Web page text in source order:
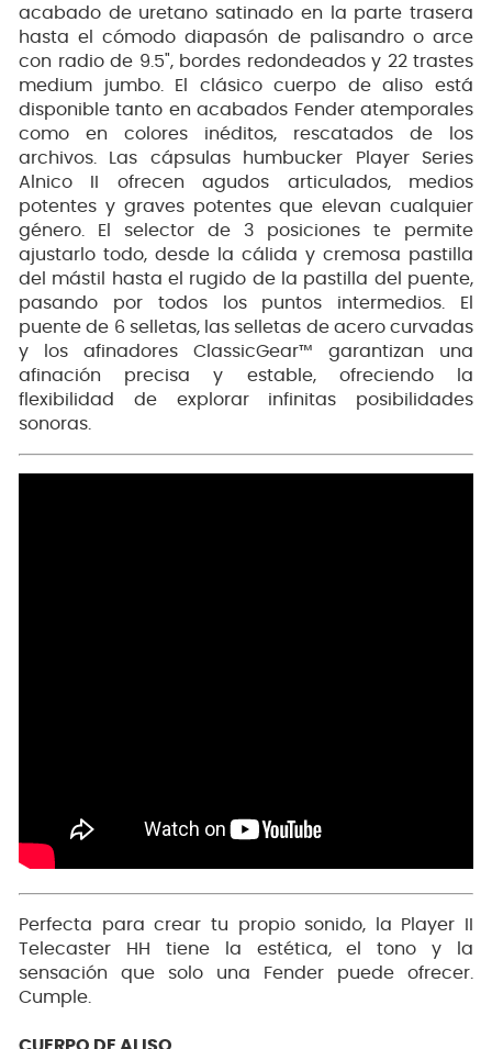
acabado de uretano satinado en la parte trasera
hasta el cómodo diapasón de palisandro o arce
con radio de 9.5", bordes redondeados y 22 trastes
medium jumbo. El clásico cuerpo de aliso está
disponible tanto en acabados Fender atemporales
como en colores inéditos, rescatados de los
archivos. Las cápsulas humbucker Player Series
Alnico II ofrecen agudos articulados, medios
potentes y graves potentes que elevan cualquier
género. El selector de 3 posiciones te permite
ajustarlo todo, desde la cálida y cremosa pastilla
del mástil hasta el rugido de la pastilla del puente,
pasando por todos los puntos intermedios. El
puente de 6 selletas, las selletas de acero curvadas
y los afinadores ClassicGear™ garantizan una
afinación precisa y estable, ofreciendo la
flexibilidad de explorar infinitas posibilidades
sonoras.
Perfecta para crear tu propio sonido, la Player II
Telecaster HH tiene la estética, el tono y la
sensación que solo una Fender puede ofrecer.
Cumple.